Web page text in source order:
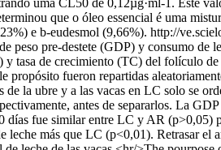
uma CL50 de 0,12µg·ml-1. Este
que o óleo essencial é uma
e b-eudesmol (9,66%). http://
peso pre-destete (GDP) y consumo
de crecimiento (TC) del folículo
propósito fueron repartidas
la ubre y a las vacas en LC solo se
antes de separarlos. La
fue similar entre LC y AR
más que LC (p<0,01). Retrasar